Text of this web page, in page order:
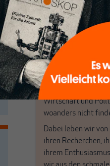
Nur für
MAKROSKOP
damit in
MAKROSKOP
Wirtschaft und
woanders nicht
Dabei leben wir
ihren Recherchen,
ihrem